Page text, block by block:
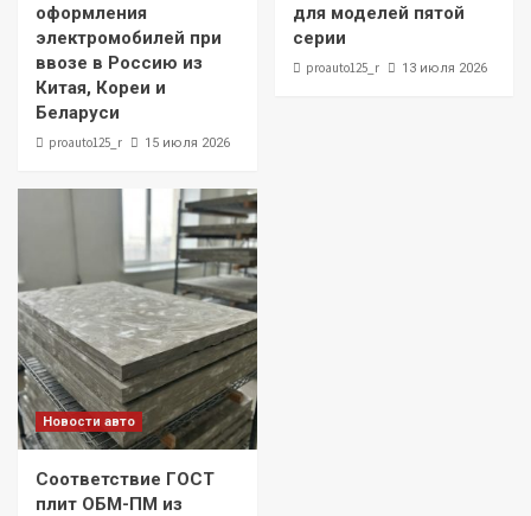
оформления
электромобилей при
ввозе в Россию из
Китая, Кореи и
Беларуси
proauto125_r 15 июля 2026
для моделей пятой
серии
proauto125_r 13 июля 2026
Новости авто
Соответствие ГОСТ
плит ОБМ-ПМ из